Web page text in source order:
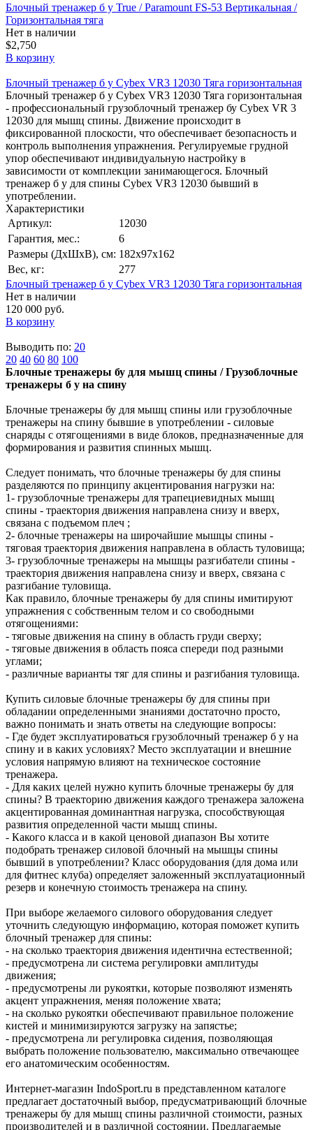
Блочный тренажер б у True / Paramount FS-53 Вертикальная /
Горизонтальная тяга
Нет в наличии
$2,750
В корзину
Блочный тренажер б у Cybex VR3 12030 Тяга горизонтальная
Блочный тренажер б у Cybex VR3 12030 Тяга горизонтальная
- профессиональный грузоблочный тренажер бу Cybex VR 3
12030 для мышц спины. Движение происходит в
фиксированной плоскости, что обеспечивает безопасность и
контроль выполнения упражнения. Регулируемые грудной
упор обеспечивают индивидуальную настройку в
зависимости от комплекции занимающегося. Блочный
тренажер б у для спины Cybex VR3 12030 бывший в
употреблении.
Характеристики
Артикул:
12030
Гарантия, мес.:
6
Размеры (ДхШхВ), см: 182х97х162
Вес, кг:
277
Блочный тренажер б у Cybex VR3 12030 Тяга горизонтальная
Нет в наличии
120 000 руб.
В корзину
Выводить по: 20
20 40 60 80 100
Блочные тренажеры бу для мышц спины / Грузоблочные
тренажеры б у на спину
Блочные тренажеры бу для мышц спины или грузоблочные
тренажеры на спину бывшие в употреблении - силовые
снаряды с отягощениями в виде блоков, предназначенные для
формирования и развития спинных мышц.
Следует понимать, что блочные тренажеры бу для спины
разделяются по принципу акцентирования нагрузки на:
1- грузоблочные тренажеры для трапециевидных мышц
спины - траектория движения направлена снизу и вверх,
связана с подъемом плеч ;
2- блочные тренажеры на широчайшие мышцы спины -
тяговая траектория движения направлена в область туловища;
3- грузоблочные тренажеры на мышцы разгибатели спины -
траектория движения направлена снизу и вверх, связана с
разгибание туловища.
Как правило, блочные тренажеры бу для спины имитируют
упражнения с собственным телом и со свободными
отягощениями:
- тяговые движения на спину в область груди сверху;
- тяговые движения в область пояса спереди под разными
углами;
- различные варианты тяг для спины и разгибания туловища.
Купить силовые блочные тренажеры бу для спины при
обладании определенными знаниями достаточно просто,
важно понимать и знать ответы на следующие вопросы:
- Где будет эксплуатироваться грузоблочный тренажер б у на
спину и в каких условиях? Место эксплуатации и внешние
условия напрямую влияют на техническое состояние
тренажера.
- Для каких целей нужно купить блочные тренажеры бу для
спины? В траекторию движения каждого тренажера заложена
акцентированная доминантная нагрузка, способствующая
развития определенной части мышц спины.
- Какого класса и в какой ценовой диапазон Вы хотите
подобрать тренажер силовой блочный на мышцы спины
бывший в употреблении? Класс оборудования (для дома или
для фитнес клуба) определяет заложенный эксплуатационный
резерв и конечную стоимость тренажера на спину.
При выборе желаемого силового оборудования следует
уточнить следующую информацию, которая поможет купить
блочный тренажер для спины:
- на сколько траектория движения идентична естественной;
- предусмотрена ли система регулировки амплитуды
движения;
- предусмотрены ли рукоятки, которые позволяют изменять
акцент упражнения, меняя положение хвата;
- на сколько рукоятки обеспечивают правильное положение
кистей и минимизируются загрузку на запястье;
- предусмотрена ли регулировка сидения, позволяющая
выбрать положение пользователю, максимально отвечающее
его анатомическим особенностям.
Интернет-магазин IndoSport.ru в представленном каталоге
предлагает достаточный выбор, предусматривающий блочные
тренажеры бу для мышц спины различной стоимости, разных
производителей и в различной состоянии. Предлагаемые